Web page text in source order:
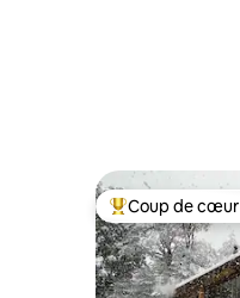
Coups de cœur
Coup de